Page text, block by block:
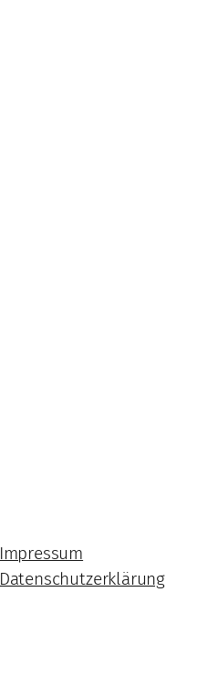
Impressum
Datenschutzerklärung